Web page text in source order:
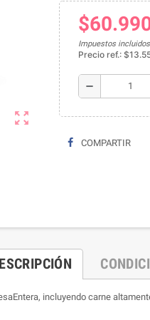
zoom_out_map
Impuestos incluidos
Precio ref.:
remove
COMPARTIR
incluyendo carne